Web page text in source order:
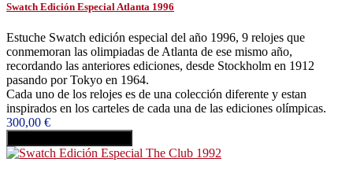
Swatch Edición Especial Atlanta 1996
Estuche Swatch edición especial del año 1996, 9 relojes que
conmemoran las olimpiadas de Atlanta de ese mismo año,
recordando las anteriores ediciones, desde Stockholm en 1912
pasando por Tokyo en 1964.
Cada uno de los relojes es de una colección diferente y estan
inspirados en los carteles de cada una de las ediciones olímpicas.
300,00 €